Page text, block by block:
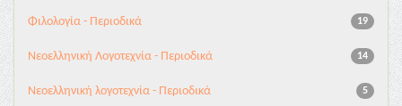
19
Φιλολογία - Περιοδικά
14
Νεοελληνική Λογοτεχνία - Περιοδικά
5
Νεοελληνική λογοτεχνία - Περιοδικά